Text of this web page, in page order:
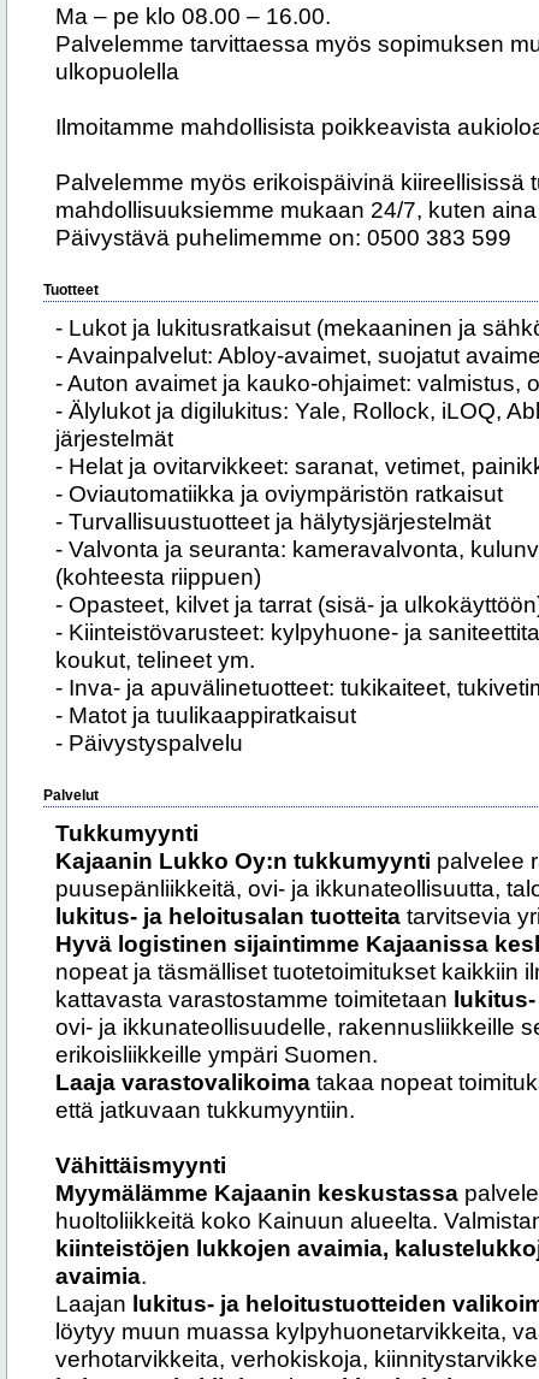
Ma – pe klo 08.00 – 16.00.
Palvelemme tarvittaessa myös sopimuksen
ulkopuolella
Ilmoitamme mahdollisista poikkeavista
Palvelemme myös erikoispäivinä kiireellisissä
mahdollisuuksiemme mukaan 24/7, kuten
Päivystävä puhelimemme on: 0500 383 599
Tuotteet
- Lukot ja lukitusratkaisut (mekaaninen ja
- Avainpalvelut: Abloy-avaimet, suojatut
- Auton avaimet ja kauko-ohjaimet: valmistus,
- Älylukot ja digilukitus: Yale, Rollock, iLOQ,
järjestelmät
- Helat ja ovitarvikkeet: saranat, vetimet,
- Oviautomatiikka ja oviympäristön ratkaisut
- Turvallisuustuotteet ja hälytysjärjestelmät
- Valvonta ja seuranta: kameravalvonta,
(kohteesta riippuen)
- Opasteet, kilvet ja tarrat (sisä- ja
- Kiinteistövarusteet: kylpyhuone- ja
koukut, telineet ym.
- Inva- ja apuvälinetuotteet: tukikaiteet,
- Matot ja tuulikaappiratkaisut
- Päivystyspalvelu
Palvelut
Tukkumyynti
Kajaanin Lukko Oy:n tukkumyynti palvelee
puusepänliikkeitä, ovi- ja ikkunateollisuutta,
lukitus- ja heloitusalan tuotteita tarvitsevia
Hyvä logistinen sijaintimme Kajaanissa
nopeat ja täsmälliset tuotetoimitukset kaikkiin
kattavasta varastostamme toimitetaan
ovi- ja ikkunateollisuudelle, rakennusliikkeille
erikoisliikkeille ympäri Suomen.
Laaja varastovalikoima takaa nopeat
että jatkuvaan tukkumyyntiin.
Vähittäismyynti
Myymälämme Kajaanin keskustassa
huoltoliikkeitä koko Kainuun alueelta.
kiinteistöjen lukkojen avaimia,
avaimia.
Laajan lukitus- ja heloitustuotteiden
löytyy muun muassa kylpyhuonetarvikkeita,
verhotarvikkeita, verhokiskoja,